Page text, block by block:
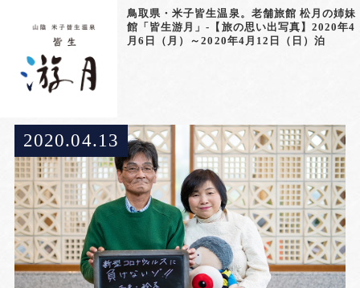
鳥取県・米子皆生温泉。老舗旅館 松月の姉妹
館「皆生游月」-【旅の思い出写真】2020年4
月6日（月）～2020年4月12日（日）泊
2020.04.13